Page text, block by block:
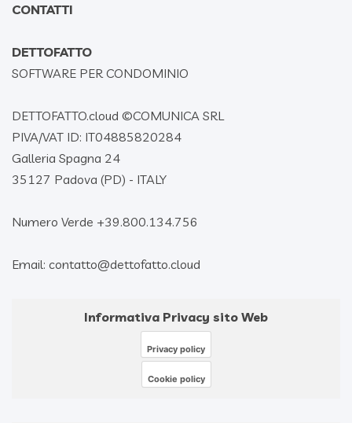
CONTATTI
DETTOFATTO
SOFTWARE PER CONDOMINIO
DETTOFATTO.cloud ©COMUNICA SRL
PIVA/VAT ID: IT04885820284
Galleria Spagna 24
35127 Padova (PD) - ITALY
Numero Verde +39.800.134.756
Email: contatto@dettofatto.cloud
Informativa Privacy sito Web
Privacy policy
Cookie policy